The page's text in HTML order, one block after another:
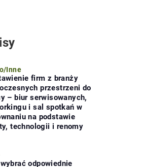
/Inne
firm z branży
przestrzeni do
– biur serwisowanych,
i sal spotkań w
na podstawie
technologii i renomy
odpowiednie